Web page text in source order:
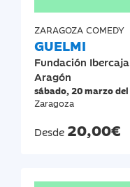
ZARAGOZA COMEDY
GUELMI
Fundación
Aragón
sábado, 20 marzo
Zaragoza
Desde 20,00€